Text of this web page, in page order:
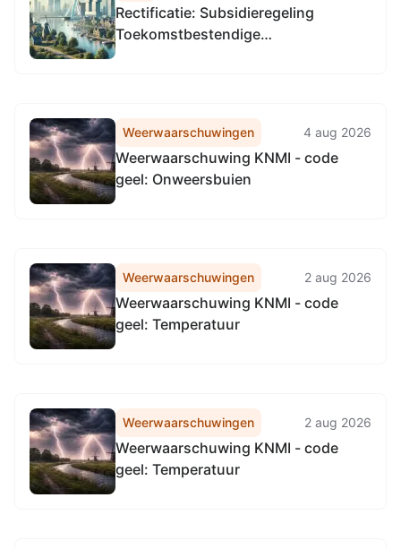
Rectificatie: Subsidieregeling
Toekomstbestendige
Weerwaarschuwingen 4 aug 2026
Weerwaarschuwing KNMI - code
geel: Onweersbuien
Weerwaarschuwingen 2 aug 2026
Weerwaarschuwing KNMI - code
geel: Temperatuur
Weerwaarschuwingen 2 aug 2026
Weerwaarschuwing KNMI - code
geel: Temperatuur